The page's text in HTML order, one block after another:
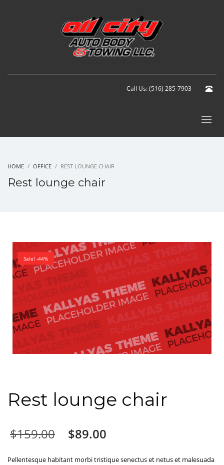
Call Us: (516) 285-7903
HOME OFFICE REST LOUNGE CHAIR
Rest lounge chair
Sale! -44%
Rest lounge chair
$159.00
Original
price
$89.00
Pellentesque habitant morbi tristique senectus et netus et malesuada